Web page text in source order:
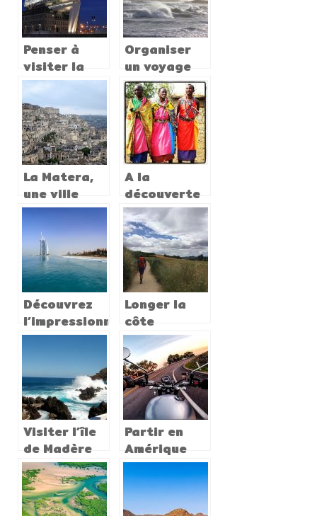
Penser à
visiter la
Belgique et
ses villes
médiévales.
Organiser
un voyage
dans la
Manche
La Matera,
une ville
d’Italie
pleine
d’histoires
A la
découverte
du peuple
Massaï
Découvrez
l’impressionnante
ville de
Dubaï !
Longer la
côte
atlantique
de l’Espagne
à pied : c’est
possible !
Visiter l’île
de Madère
et ses
différentes
villes
Partir en
Amérique
pour un
séjour
original !